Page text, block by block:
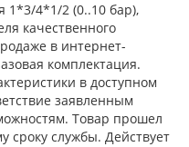
1*3/4*1/2 (0..10 бар),
качественного
в интернет-
комплектация.
в доступном
заявленным
Товар прошел
сроку службы. Действует